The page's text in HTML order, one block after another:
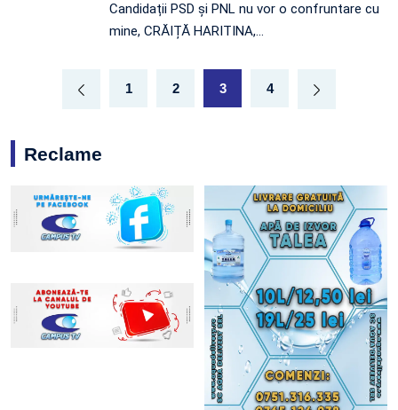
Candidații PSD și PNL nu vor o confruntare cu
mine, CRĂIȚĂ HARITINA,…
1 2 3 4
Reclame